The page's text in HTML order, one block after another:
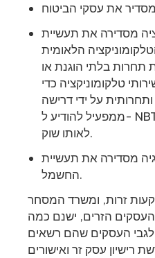
מסדירה את תעשיית
הלאומית
תחרות בלתי הוגנת או
טלקומוניקציה כדי
על ידי דרישה
ממפעיל להודיע ל- NBTC אם מתחרה חדש נכנס
לאותו שוק.
מסדירה את תעשיית
החשמל.
זרות, ומשרד המסחר
העסקים הזרים, ישנם כמה
לגבי העסקים שהם רשאים
רישיון עסק זר ואישורים